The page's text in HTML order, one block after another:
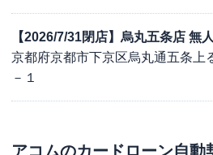
【2026/7/31閉店】烏丸五条店 無
京都府京都市下京区烏丸通五条上
－１
アコムのカードローン自動